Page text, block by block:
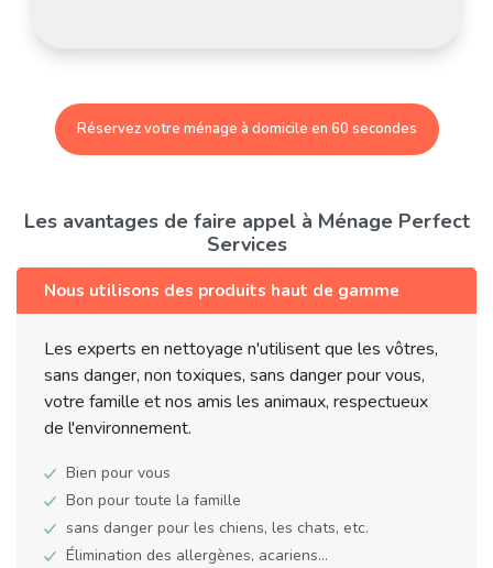
Réservez votre ménage à domicile en 60 secondes
Les avantages de faire appel à Ménage Perfect
Services
Nous utilisons des produits haut de gamme
Les experts en nettoyage n'utilisent que les vôtres,
sans danger, non toxiques, sans danger pour vous,
votre famille et nos amis les animaux, respectueux
de l'environnement.
Bien pour vous
Bon pour toute la famille
sans danger pour les chiens, les chats, etc.
Élimination des allergènes, acariens...